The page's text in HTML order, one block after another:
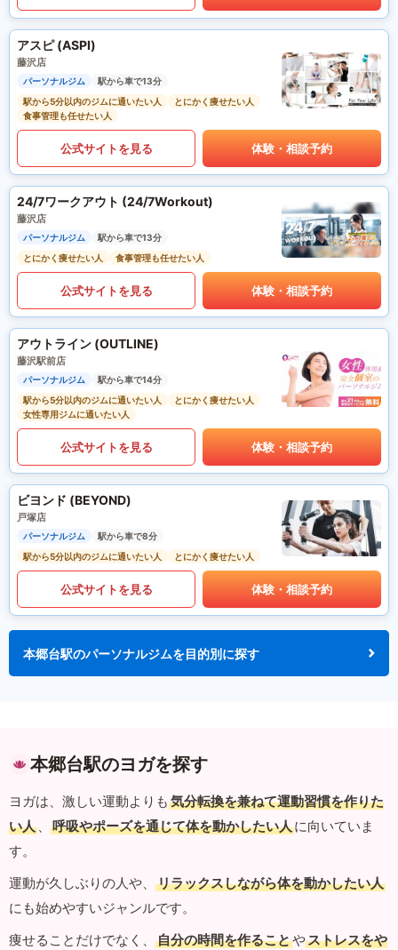
アスピ (ASPI)
藤沢店
パーソナルジム
駅から車で13分
駅から5分以内のジムに通いたい人
とにかく痩せたい人
食事管理も任せたい人
公式サイトを見る 体験・相談予約
24/7ワークアウト (24/7Workout)
藤沢店
パーソナルジム
駅から車で13分
とにかく痩せたい人
食事管理も任せたい人
公式サイトを見る 体験・相談予約
アウトライン (OUTLINE)
藤沢駅前店
パーソナルジム
駅から車で14分
駅から5分以内のジムに通いたい人
とにかく痩せたい人
女性専用ジムに通いたい人
公式サイトを見る 体験・相談予約
ビヨンド (BEYOND)
戸塚店
パーソナルジム
駅から車で8分
駅から5分以内のジムに通いたい人
とにかく痩せたい人
公式サイトを見る 体験・相談予約
本郷台駅のパーソナルジムを目的別に探す
本郷台駅のヨガを探す
ヨガは、激しい運動よりも 気分転換を兼ねて運動習慣を作りた
い人 、 呼吸やポーズを通じて体を動かしたい人に向いていま
す。
運動が久しぶりの人や、
リラックスしながら体を動かしたい人
にも始めやすいジャンルです。
痩せることだけでなく、
自分の時間を作ることやストレスをや